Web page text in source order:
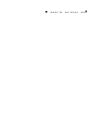
Agregar